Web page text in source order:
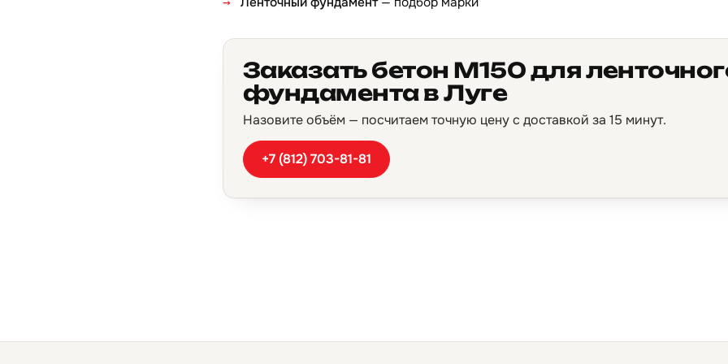
Заказать бетон М150 для
фундамента в Луге
Назовите объём — посчитаем точную цену с доставкой за 15 минут.
+7 (812) 703-81-81